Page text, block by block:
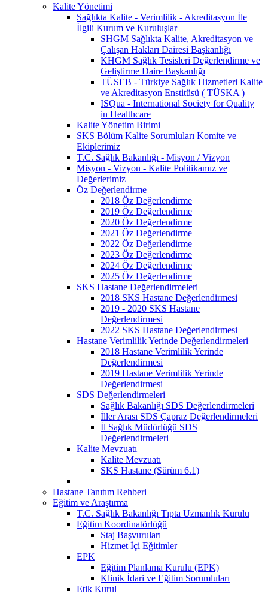
Kalite Yönetimi
Sağlıkta Kalite - Verimlilik - Akreditasyon İle
İlgili Kurum ve Kuruluşlar
SHGM Sağlıkta Kalite, Akreditasyon ve
Çalışan Hakları Dairesi Başkanlığı
KHGM Sağlık Tesisleri Değerlendirme ve
Geliştirme Daire Başkanlığı
TÜSEB - Türkiye Sağlık Hizmetleri Kalite
ve Akreditasyon Enstitüsü ( TÜSKA )
ISQua - International Society for Quality
in Healthcare
Kalite Yönetim Birimi
SKS Bölüm Kalite Sorumluları Komite ve
Ekiplerimiz
T.C. Sağlık Bakanlığı - Misyon / Vizyon
Misyon - Vizyon - Kalite Politikamız ve
Değerlerimiz
Öz Değerlendirme
2018 Öz Değerlendirme
2019 Öz Değerlendirme
2020 Öz Değerlendirme
2021 Öz Değerlendirme
2022 Öz Değerlendirme
2023 Öz Değerlendirme
2024 Öz Değerlendirme
2025 Öz Değerlendirme
SKS Hastane Değerlendirmeleri
2018 SKS Hastane Değerlendirmesi
2019 - 2020 SKS Hastane
Değerlendirmesi
2022 SKS Hastane Değerlendirmesi
Hastane Verimlilik Yerinde Değerlendirmeleri
2018 Hastane Verimlilik Yerinde
Değerlendirmesi
2019 Hastane Verimlilik Yerinde
Değerlendirmesi
SDS Değerlendirmeleri
Sağlık Bakanlığı SDS Değerlendirmeleri
İller Arası SDS Çapraz Değerlendirmeleri
İl Sağlık Müdürlüğü SDS
Değerlendirmeleri
Kalite Mevzuatı
Kalite Mevzuatı
SKS Hastane (Sürüm 6.1)
Hastane Tanıtım Rehberi
Eğitim ve Araştırma
T.C. Sağlık Bakanlığı Tıpta Uzmanlık Kurulu
Eğitim Koordinatörlüğü
Staj Başvuruları
Hizmet İçi Eğitimler
EPK
Eğitim Planlama Kurulu (EPK)
Klinik İdari ve Eğitim Sorumluları
Etik Kurul